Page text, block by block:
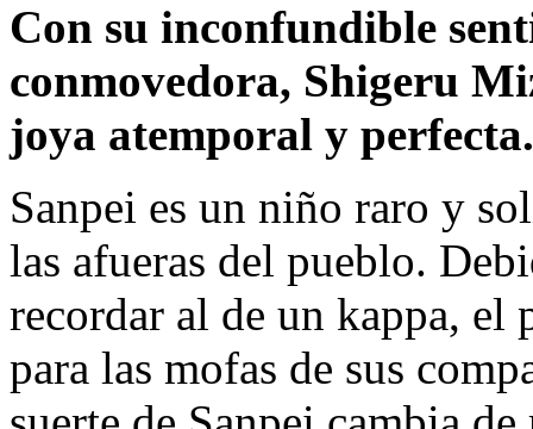
Con su inconfundible
conmovedora, Shigeru
joya atemporal y perfecta.
Sanpei es un niño raro y
las afueras del pueblo.
recordar al de un kappa, el
para las mofas de sus